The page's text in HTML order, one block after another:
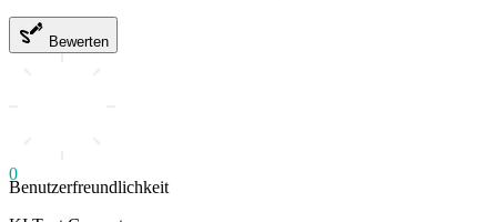
Bewerten
0
Benutzerfreundlichkeit